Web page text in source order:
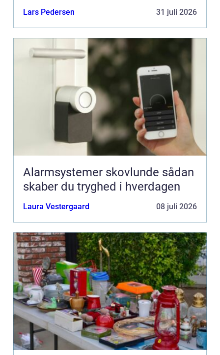
Lars Pedersen 31 juli 2026
Alarmsystemer skovlunde sådan
skaber du tryghed i hverdagen
Laura Vestergaard 08 juli 2026